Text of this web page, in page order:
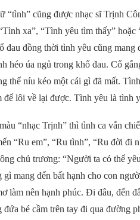
“tình” cũng được nhạc sĩ Trịnh
xa”, “Tình yêu tìm thấy”
đau đồng thời tình yêu cũng
héo úa ngủ trong khổ đau. Cố
thể níu kéo một cái gì đã mất.
để lôi về lại được. Tình yêu là tình
“nhạc Trịnh” thì tình ca vẫn
“Ru em”, “Ru tình”, “Ru đời đi
chủ trương: “Người ta có thể
gì mang đến bất hạnh cho con
làm nên hạnh phúc. Đi đâu, đến
đứa bé cầm trên tay đi qua đường